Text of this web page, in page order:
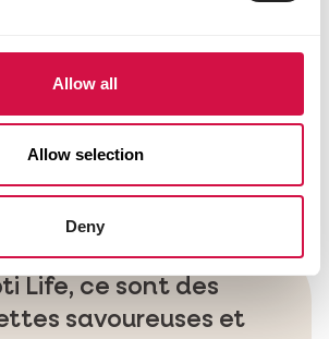
Allow all
Allow selection
Deny
chat vive longtemps,
en pleine santé.
Life, ce sont des
savoureuses et